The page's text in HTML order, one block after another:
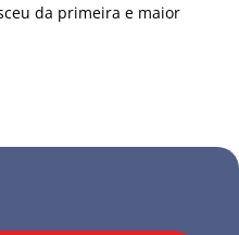
da primeira e maior